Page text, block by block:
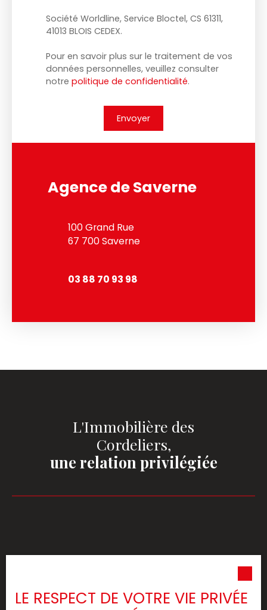
Société Worldline, Service Bloctel, CS 61311,
41013 BLOIS CEDEX.
Pour en savoir plus sur le traitement de vos
données personnelles, veuillez consulter
notre politique de confidentialité.
Envoyer
Agence de Saverne
100 Grand Rue
67 700 Saverne
03 88 70 93 98
L'Immobilière des
Cordeliers,
une relation privilégiée
LE RESPECT DE VOTRE VIE PRIVÉE